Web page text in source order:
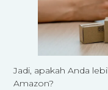
Jadi, apakah Anda
Amazon?